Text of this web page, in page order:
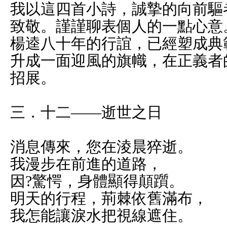
我以這四首小詩，誠摯的向前
致敬。謹謹聊表個人的一點心意
楊逵八十年的行誼，已經塑成
升成一面迎風的旗幟，在正義
招展。
三．十二——逝世之日
消息傳來，您在淩晨猝逝。
我漫步在前進的道路，
因?驚愕，身體顯得顛躓。
明天的行程，荊棘依舊滿布，
我怎能讓淚水把視線遮住。